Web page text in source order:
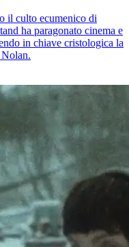
il culto ecumenico di
ha paragonato cinema e
in chiave cristologica la